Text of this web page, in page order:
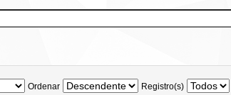
Ordenar Registro(s)